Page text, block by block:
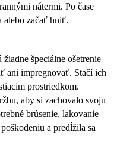
nátermi. Po čase
alebo začať hniť.
špeciálne ošetrenie –
ani impregnovať. Stačí ich
prostriedkom.
aby si zachovalo svoju
brúsenie, lakovanie
a predĺžila sa